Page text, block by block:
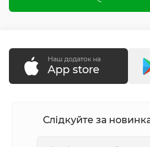
Наш додаток на
App store
Слідкуйте за